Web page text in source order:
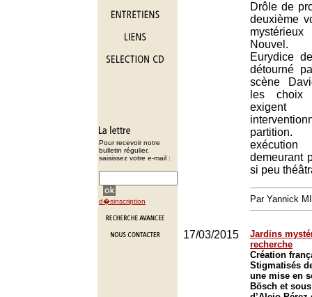
Pour recevoir notre
bulletin régulier,
saisissez votre e-mail :
d�sinscription
Drôle de
deuxième
Nouvel.
Eurydice
détourné
scène
les choix
exigent
demeurant
si peu
Par Yannick
17/03/2015
Jardins
recherche
Création
Stigmatisés
une mise en
Bösch et